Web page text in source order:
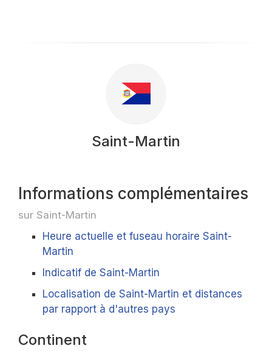
Saint-Martin
Informations complémentaires
sur Saint-Martin
Heure actuelle et fuseau horaire Saint-
Martin
Indicatif de Saint-Martin
Localisation de Saint-Martin et distances
par rapport à d'autres pays
Continent